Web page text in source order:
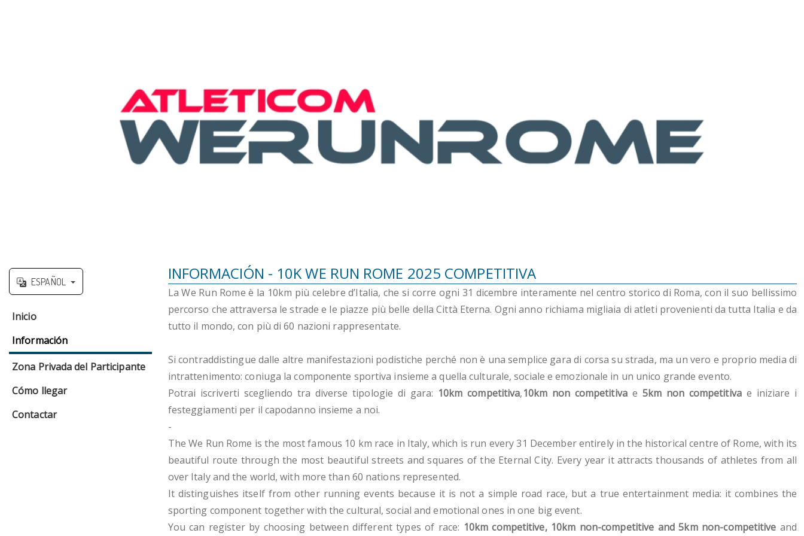
ESPAÑOL
Inicio
Información
Zona Privada del Participante
Cómo llegar
Contactar
INFORMACIÓN - 10K WE RUN ROME 2025 COMPETITIVA
La We Run Rome è la 10km più celebre d’Italia, che si corre ogni 31 dicembre interamente nel centro storico di Roma, con il suo bellissimo
percorso che attraversa le strade e le piazze più belle della Città Eterna. Ogni anno richiama migliaia di atleti provenienti da tutta Italia e da
tutto il mondo, con più di 60 nazioni rappresentate.
Si contraddistingue dalle altre manifestazioni podistiche perché non è una semplice gara di corsa su strada, ma un vero e proprio media di
intrattenimento: coniuga la componente sportiva insieme a quella culturale, sociale e emozionale in un unico grande evento.
Potrai iscriverti scegliendo tra diverse tipologie di gara: 10km competitiva,10km non competitivae 5km non competitiva e iniziare i
festeggiamenti per il capodanno insieme a noi.
-
The We Run Rome is the most famous 10 km race in Italy, which is run every 31 December entirely in the historical centre of Rome, with its
beautiful route through the most beautiful streets and squares of the Eternal City. Every year it attracts thousands of athletes from all
over Italy and the world, with more than 60 nations represented.
It distinguishes itself from other running events because it is not a simple road race, but a true entertainment media: it combines the
sporting component together with the cultural, social and emotional ones in one big event.
You can register by choosing between different types of race: 10km competitive, 10km non-competitive and 5km non-competitive and